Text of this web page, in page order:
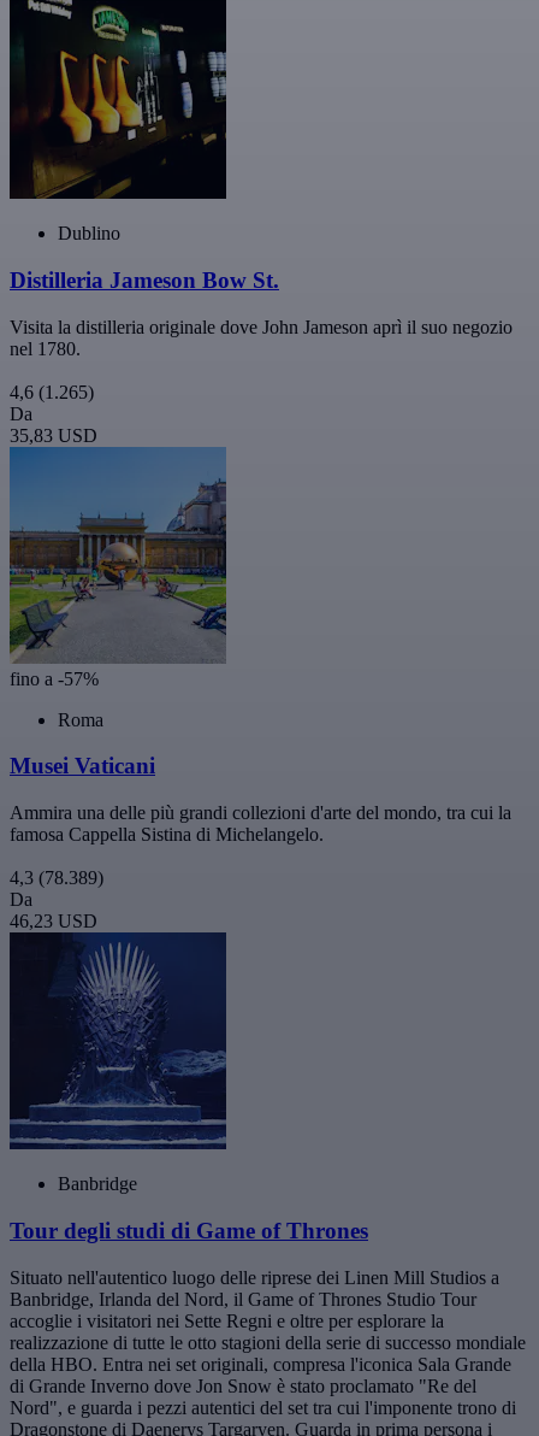
Dublino
Distilleria Jameson Bow St.
Visita la distilleria originale dove John Jameson aprì il suo negozio
nel 1780.
4,6 (1.265)
Da
35,83 USD
fino a -57%
Roma
Musei Vaticani
Ammira una delle più grandi collezioni d'arte del mondo, tra cui la
famosa Cappella Sistina di Michelangelo.
4,3 (78.389)
Da
46,23 USD
Banbridge
Tour degli studi di Game of Thrones
Situato nell'autentico luogo delle riprese dei Linen Mill Studios a
Banbridge, Irlanda del Nord, il Game of Thrones Studio Tour
accoglie i visitatori nei Sette Regni e oltre per esplorare la
realizzazione di tutte le otto stagioni della serie di successo mondiale
della HBO. Entra nei set originali, compresa l'iconica Sala Grande
di Grande Inverno dove Jon Snow è stato proclamato "Re del
Nord", e guarda i pezzi autentici del set tra cui l'imponente trono di
Dragonstone di Daenerys Targaryen. Guarda in prima persona i